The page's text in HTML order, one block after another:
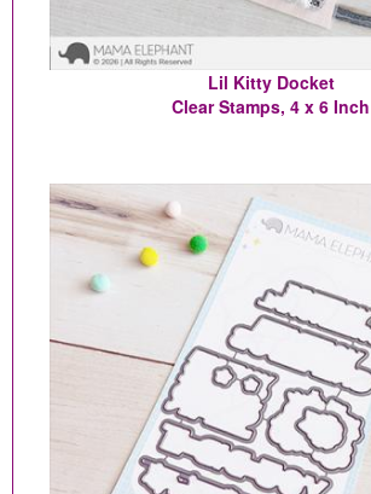
Lil Kitty Docket
Clear Stamps, 4 x 6 Inch